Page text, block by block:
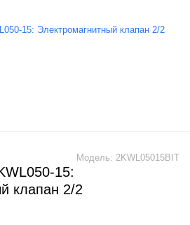
Модель: 2KWL05015BIT
15:
клапан 2/2